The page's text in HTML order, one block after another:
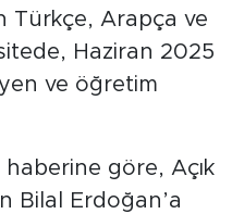
Türkçe, Arapça ve
Haziran 2025
ve öğretim
göre, Açık
Bilal Erdoğan’a